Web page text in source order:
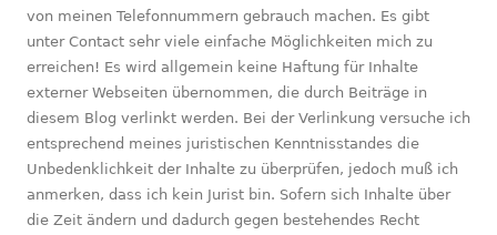
von meinen Telefonnummern gebrauch machen. Es gibt
unter Contact sehr viele einfache Möglichkeiten mich zu
erreichen! Es wird allgemein keine Haftung für Inhalte
externer Webseiten übernommen, die durch Beiträge in
diesem Blog verlinkt werden. Bei der Verlinkung versuche ich
entsprechend meines juristischen Kenntnisstandes die
Unbedenklichkeit der Inhalte zu überprüfen, jedoch muß ich
anmerken, dass ich kein Jurist bin. Sofern sich Inhalte über
die Zeit ändern und dadurch gegen bestehendes Recht